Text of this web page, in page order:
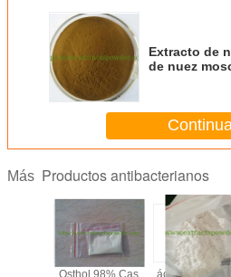
Extracto de
de nuez
Más Productos antibacterianos
Osthol 98% Cas ácido ursólico